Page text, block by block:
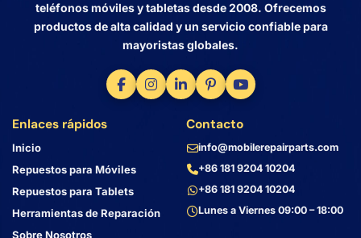
teléfonos móviles y tabletas desde 2008. Ofrecemos
productos de alta calidad y un servicio confiable para
mayoristas globales.
Enlaces rápidos
Inicio
Repuestos para Móviles
Repuestos para Tablets
Herramientas de Reparación
Sobre Nosotros
Contacto
info@mobilerepairparts.com
+86 181 9204 10204
+86 181 9204 10204
Lunes a Viernes 09:00 – 18:00